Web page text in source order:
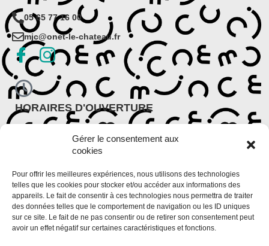
Gérer le consentement aux
cookies
Pour offrir les meilleures expériences, nous utilisons des technologies
telles que les cookies pour stocker et/ou accéder aux informations des
appareils. Le fait de consentir à ces technologies nous permettra de traiter
des données telles que le comportement de navigation ou les ID uniques
sur ce site. Le fait de ne pas consentir ou de retirer son consentement peut
avoir un effet négatif sur certaines caractéristiques et fonctions.
05 65 77 16 00
mjc@onet-le-chateau.fr
HORAIRES D'OUVERTURE
Lundi : 9h30 – 12h et 14h – 18h
Du mardi au vendredi : 9h – 12h et 13h30 – 18h30
Du lundi au vendredi : 9h – 12h et 14h – 18h